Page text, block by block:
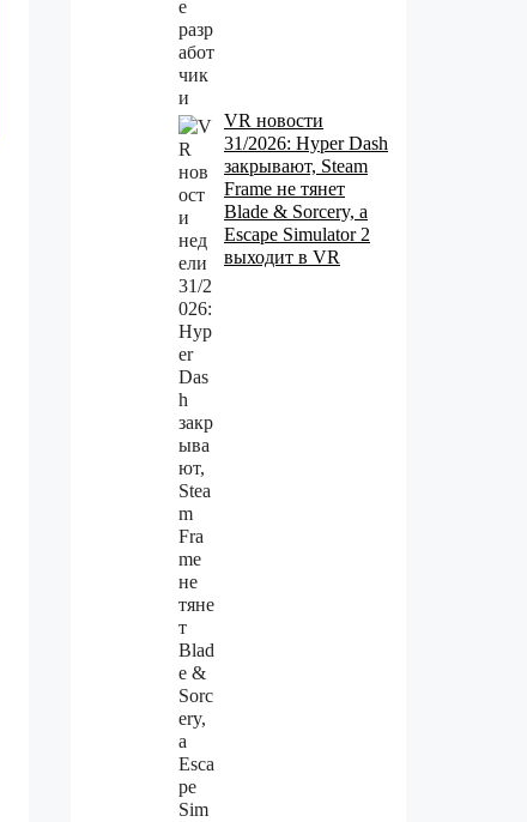
VR новости
31/2026: Hyper Dash
закрывают, Steam
Frame не тянет
Blade & Sorcery, а
Escape Simulator 2
выходит в VR